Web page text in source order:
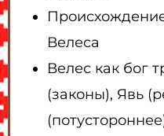
Велеса
Велес как бог
(законы), Явь